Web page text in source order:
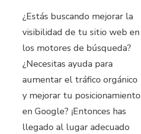
¿Estás buscando mejorar la
visibilidad de tu sitio web en
los motores de búsqueda?
¿Necesitas ayuda para
aumentar el tráfico orgánico
y mejorar tu posicionamiento
en Google? ¡Entonces has
llegado al lugar adecuado